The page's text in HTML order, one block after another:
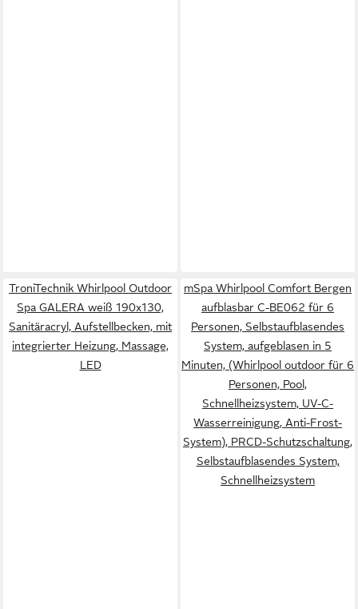
TroniTechnik Whirlpool Outdoor
Spa GALERA weiß 190x130,
Sanitäracryl, Aufstellbecken, mit
integrierter Heizung, Massage,
LED
mSpa Whirlpool Comfort Bergen
aufblasbar C-BE062 für 6
Personen, Selbstaufblasendes
System, aufgeblasen in 5
Minuten, (Whirlpool outdoor für 6
Personen, Pool,
Schnellheizsystem, UV-C-
Wasserreinigung, Anti-Frost-
System), PRCD-Schutzschaltung,
Selbstaufblasendes System,
Schnellheizsystem